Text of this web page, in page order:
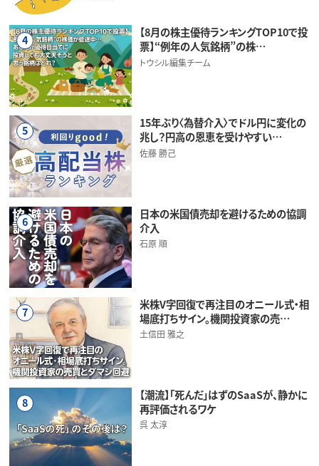
4
【8月の株主優待ランキングTOP10で投
票】“例年の人気銘柄”の株…
トウシル編集チーム
5
15年ぶり〈為替介入〉でドル円に変化の
兆し？円高の恩恵を受けやすい…
佐藤 勝己
6
日本の米国債売却を避けるための協調
介入
石原 順
7
米株V字回復で再注目のオニール式・相
場底打ちサイン。機関投資家の売…
土信田 雅之
8
【潮流】「死んだ」はずのSaaSが、静かに
再評価されるワケ
呉 太淳